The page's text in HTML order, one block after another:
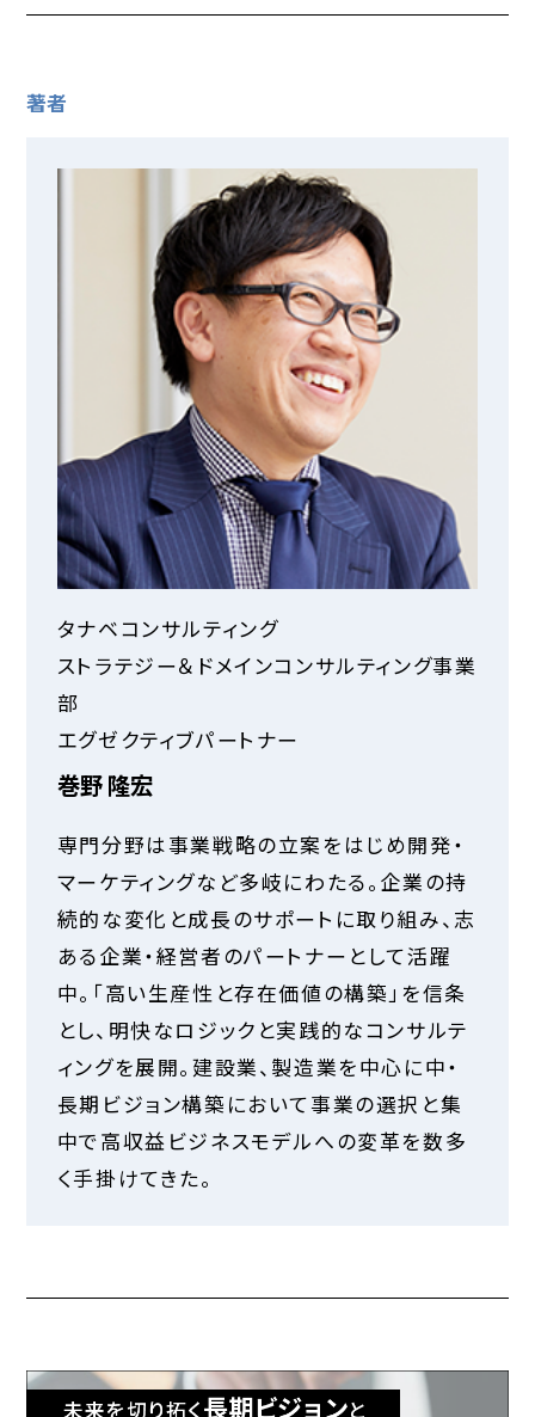
著者
タナベコンサルティング
ストラテジー＆ドメインコンサルティング事業
部
エグゼクティブパートナー
巻野 隆宏
専門分野は事業戦略の立案をはじめ開発・
マーケティングなど多岐にわたる。企業の持
続的な変化と成長のサポートに取り組み、志
ある企業・経営者のパートナーとして活躍
中。「高い生産性と存在価値の構築」を信条
とし、明快なロジックと実践的なコンサルテ
ィングを展開。建設業、製造業を中心に中・
長期ビジョン構築において事業の選択と集
中で高収益ビジネスモデルへの変革を数多
く手掛けてきた。